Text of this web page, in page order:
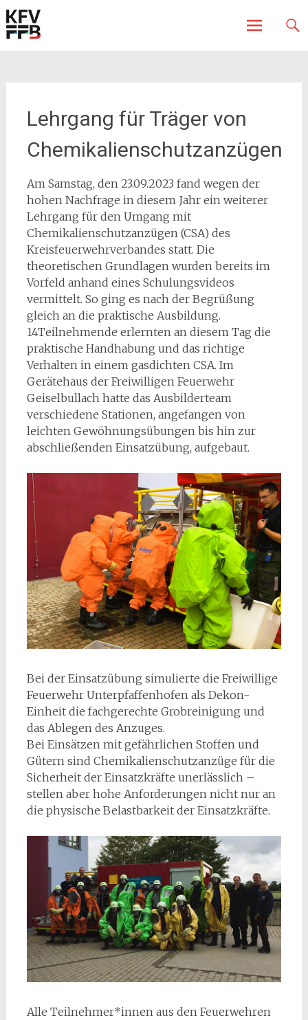
Lehrgang für Träger von
Chemikalienschutzanzügen
Am Samstag, den 23.09.2023 fand wegen der
hohen Nachfrage in diesem Jahr ein weiterer
Lehrgang für den Umgang mit
Chemikalienschutzanzügen (CSA) des
Kreisfeuerwehrverbandes statt. Die
theoretischen Grundlagen wurden bereits im
Vorfeld anhand eines Schulungsvideos
vermittelt. So ging es nach der Begrüßung
gleich an die praktische Ausbildung.
14Teilnehmende erlernten an diesem Tag die
praktische Handhabung und das richtige
Verhalten in einem gasdichten CSA. Im
Gerätehaus der Freiwilligen Feuerwehr
Geiselbullach hatte das Ausbilderteam
verschiedene Stationen, angefangen von
leichten Gewöhnungsübungen bis hin zur
abschließenden Einsatzübung, aufgebaut.
Bei der Einsatzübung simulierte die Freiwillige
Feuerwehr Unterpfaffenhofen als Dekon-
Einheit die fachgerechte Grobreinigung und
das Ablegen des Anzuges.
Bei Einsätzen mit gefährlichen Stoffen und
Gütern sind Chemikalienschutzanzüge für die
Sicherheit der Einsatzkräfte unerlässlich –
stellen aber hohe Anforderungen nicht nur an
die physische Belastbarkeit der Einsatzkräfte.
Alle Teilnehmer*innen aus den Feuerwehren